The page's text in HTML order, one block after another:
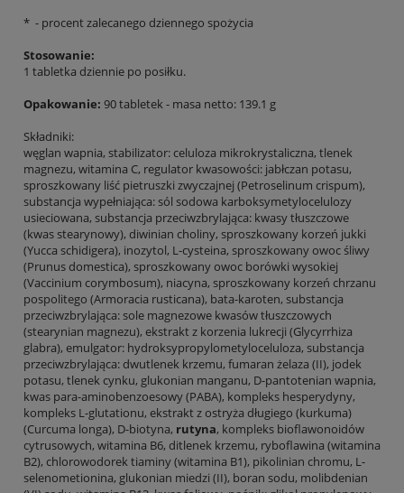
* - procent zalecanego dziennego spożycia
Stosowanie:
1 tabletka dziennie po posiłku.
Opakowanie: 90 tabletek - masa netto: 139.1 g
Składniki:
węglan wapnia, stabilizator: celuloza mikrokrystaliczna, tlenek
magnezu, witamina C, regulator kwasowości: jabłczan potasu,
sproszkowany liść pietruszki zwyczajnej (Petroselinum crispum),
substancja wypełniająca: sól sodowa karboksymetylocelulozy
usieciowana, substancja przeciwzbrylająca: kwasy tłuszczowe
(kwas stearynowy), diwinian choliny, sproszkowany korzeń jukki
(Yucca schidigera), inozytol, L-cysteina, sproszkowany owoc śliwy
(Prunus domestica), sproszkowany owoc borówki wysokiej
(Vaccinium corymbosum), niacyna, sproszkowany korzeń chrzanu
pospolitego (Armoracia rusticana), bata-karoten, substancja
przeciwzbrylająca: sole magnezowe kwasów tłuszczowych
(stearynian magnezu), ekstrakt z korzenia lukrecji (Glycyrrhiza
glabra), emulgator: hydroksypropylometyloceluloza, substancja
przeciwzbrylająca: dwutlenek krzemu, fumaran żelaza (II), jodek
potasu, tlenek cynku, glukonian manganu, D-pantotenian wapnia,
kwas para-aminobenzoesowy (PABA), kompleks hesperydyny,
kompleks L-glutationu, ekstrakt z ostryża długiego (kurkuma)
(Curcuma longa), D-biotyna, rutyna, kompleks bioflawonoidów
cytrusowych, witamina B6, ditlenek krzemu, ryboflawina (witamina
B2), chlorowodorek tiaminy (witamina B1), pikolinian chromu, L-
selenometionina, glukonian miedzi (II), boran sodu, molibdenian